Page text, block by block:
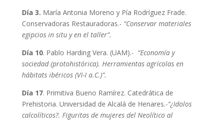
Día 3. María Antonia Moreno y Pía Rodríguez Frade.
Conservadoras Restauradoras.- “Conservar materiales
egipcios in situ y en el taller”.
Día 10. Pablo Harding Vera. (UAM).- “Economía y
sociedad (protohistórica). Herramientas agrícolas en
hábitats ibéricos (VI-I a.C.)”.
Día 17. Primitiva Bueno Ramírez. Catedrática de
Prehistoria. Universidad de Alcalá de Henares.-“¿Idolos
calcolíticos?. Figuritas de mujeres del Neolítico al